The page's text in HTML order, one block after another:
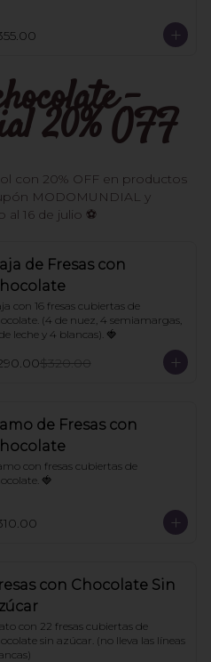
-
20% OFF
con 20% OFF en productos
MODOMUNDIAL y
al 16 de julio ⚽
de Fresas con
con 16 fresas cubiertas de
(4 de nuez, 4 semiamargas,
leche y 4 blancas). 🍓
$320.00
de Fresas con
con fresas cubiertas de
🍓
con Chocolate Sin
con 22 fresas cubiertas de
sin azúcar. (no lleva las líneas